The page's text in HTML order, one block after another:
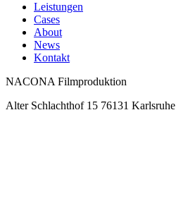
Leistungen
Cases
About
News
Kontakt
NACONA Filmproduktion
Alter Schlachthof 15 76131 Karlsruhe